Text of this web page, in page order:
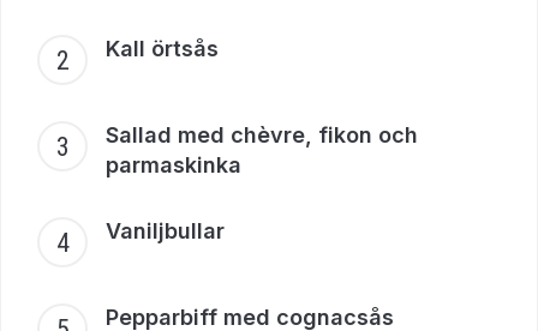
Kall örtsås
Sallad med chèvre, fikon och
parmaskinka
Vaniljbullar
Pepparbiff med cognacsås